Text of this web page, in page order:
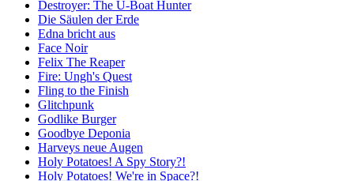
Destroyer: The U-Boat Hunter
Die Säulen der Erde
Edna bricht aus
Face Noir
Felix The Reaper
Fire: Ungh's Quest
Fling to the Finish
Glitchpunk
Godlike Burger
Goodbye Deponia
Harveys neue Augen
Holy Potatoes! A Spy Story?!
Holy Potatoes! We're in Space?!